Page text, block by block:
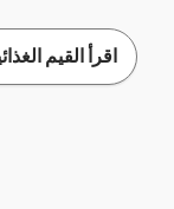
اقرأ القيم